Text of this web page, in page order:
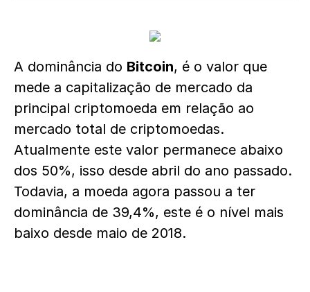
A dominância do Bitcoin, é o valor que
mede a capitalização de mercado da
principal criptomoeda em relação ao
mercado total de criptomoedas.
Atualmente este valor permanece abaixo
dos 50%, isso desde abril do ano passado.
Todavia, a moeda agora passou a ter
dominância de 39,4%, este é o nível mais
baixo desde maio de 2018.